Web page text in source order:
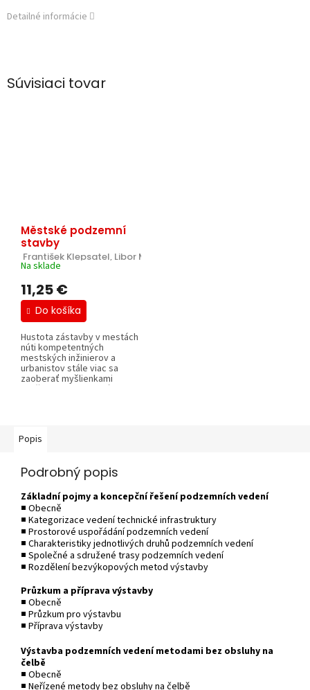
Detailné informácie
Súvisiaci tovar
Městské podzemní
stavby
František Klepsatel, Libor Mařík, Miloslav Frankovský.
Na sklade
11,25 €
Do košíka
Hustota zástavby v mestách
núti kompetentných
mestských inžinierov a
urbanistov stále viac sa
zaoberať myšlienkami
využitia podzemia. Sú...
Popis
Podrobný popis
Základní pojmy a koncepční řešení podzemních vedení
■ Obecně
■ Kategorizace vedení technické infrastruktury
■ Prostorové uspořádání podzemních vedení
■ Charakteristiky jednotlivých druhů podzemních vedení
■ Společné a sdružené trasy podzemních vedení
■ Rozdělení bezvýkopových metod výstavby
Průzkum a příprava výstavby
■ Obecně
■ Průzkum pro výstavbu
■ Příprava výstavby
Výstavba podzemních vedení metodami bez obsluhy na
čelbě
■ Obecně
■ Neřízené metody bez obsluhy na čelbě